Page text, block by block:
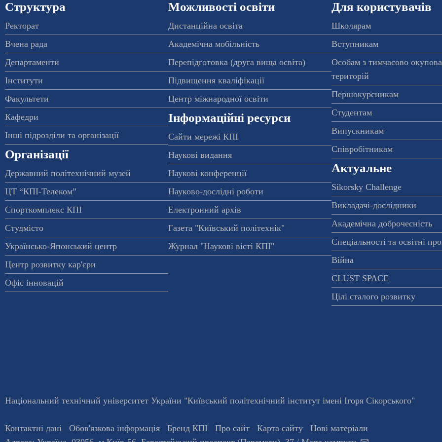
Структура
Ректорат
Вчена рада
Департаменти
Інститути
Факультети
Кафедри
Інші підрозділи та організації
Організації
Державний політехнічний музей
ЦТ “КПІ-Телеком”
Спорткомплекс КПІ
Студмісто
Українсько-Японський центр
Центр розвитку кар'єри
Офіс інновацій
Можливості освіти
Дистанційна освіта
Академічна мобільність
Перепідготовка (друга вища освіта)
Підвищення кваліфікації
Центр міжнародної освіти
Інформаційні ресурси
Сайти мережі КПІ
Наукові видання
Наукові конференції
Науково-дослідні роботи
Електронний архів
Газета "Київський політехнік"
Журнал "Наукові вісті КПІ"
Для користувачів
Школярам
Вступникам
Особам з тимчасово
територій
Першокурсникам
Студентам
Випускникам
Співробітникам
Актуальне
Sikorsky Challenge
Викладачі-дослідники
Академічна доброчесність
Спеціальності та освітні
Війна
CLUST SPACE
Цілі сталого розвитку
Національний технічний університет України "Київський політехнічний інститут імені Ігоря Сікорського"
Контактні дані Обов'язкова інформація Бренд КПІ Про сайт Карта сайту
Нові матеріали